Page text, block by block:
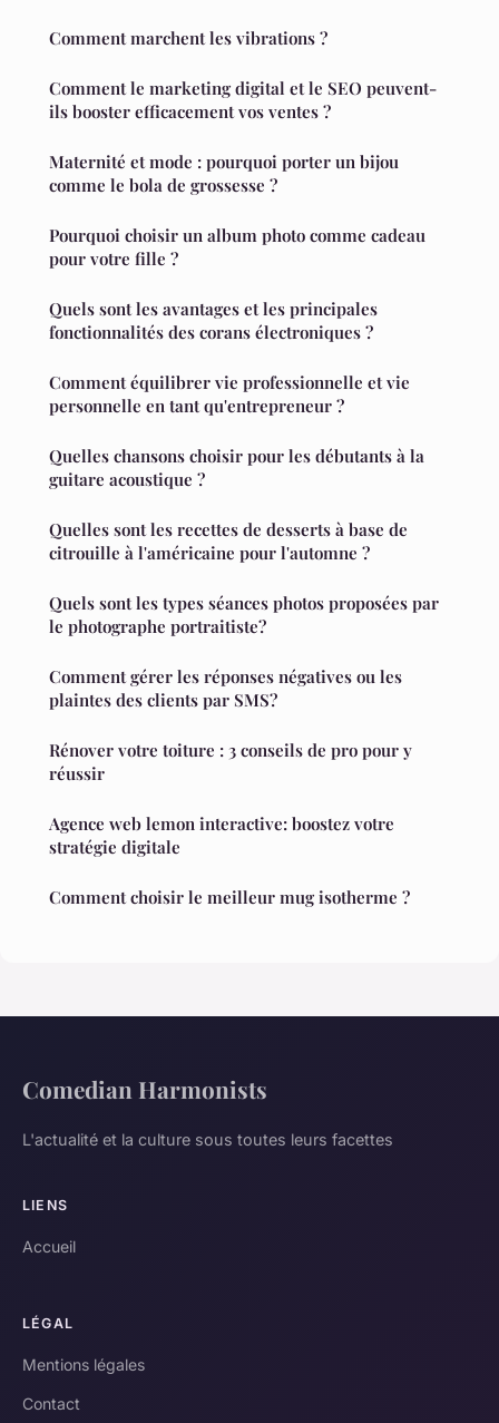
Comment marchent les vibrations ?
Comment le marketing digital et le SEO peuvent-
ils booster efficacement vos ventes ?
Maternité et mode : pourquoi porter un bijou
comme le bola de grossesse ?
Pourquoi choisir un album photo comme cadeau
pour votre fille ?
Quels sont les avantages et les principales
fonctionnalités des corans électroniques ?
Comment équilibrer vie professionnelle et vie
personnelle en tant qu'entrepreneur ?
Quelles chansons choisir pour les débutants à la
guitare acoustique ?
Quelles sont les recettes de desserts à base de
citrouille à l'américaine pour l'automne ?
Quels sont les types séances photos proposées par
le photographe portraitiste?
Comment gérer les réponses négatives ou les
plaintes des clients par SMS?
Rénover votre toiture : 3 conseils de pro pour y
réussir
Agence web lemon interactive: boostez votre
stratégie digitale
Comment choisir le meilleur mug isotherme ?
Comedian Harmonists
L'actualité et la culture sous toutes leurs facettes
LIENS
Accueil
LÉGAL
Mentions légales
Contact